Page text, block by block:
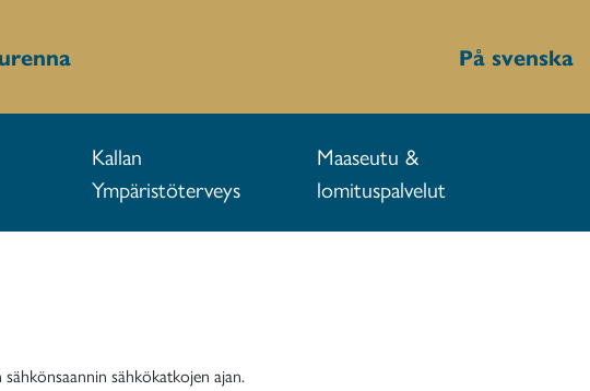
På svenska
Kallan
Ympäristöterveys
Maaseutu &
lomituspalvelut
sähkökatkojen ajan.